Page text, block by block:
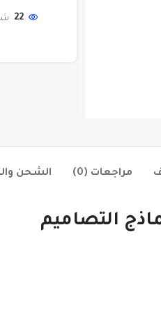
22
مراجعات (0) الشحن
التصاميم